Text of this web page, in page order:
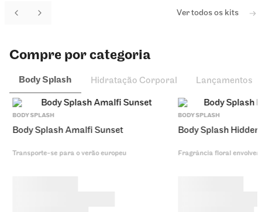
Ver todos os kits
Compre por categoria
Body Splash Hidratação Corporal Lançamentos
BODY SPLASH
Body Splash Amalfi Sunset
Transporte-se para o verão europeu
BODY SPLASH
Body Splash
Fragrância floral